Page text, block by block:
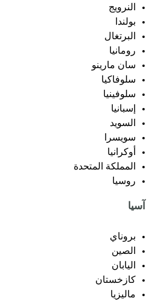
النرويج
بولندا
البرتغال
رومانيا
سان مارينو
سلوفاكيا
سلوفينيا
إسبانيا
السويد
سويسرا
أوكرانيا
المملكة المتحدة
روسيا
آسيا
بروناي
الصين
اليابان
كازخستان
ماليزيا